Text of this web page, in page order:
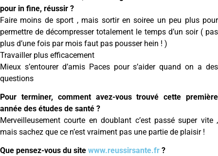
pour in fine, réussir ?
Faire moins de sport , mais sortir en soiree un peu plus pour
permettre de décompresser totalement le temps d’un soir ( pas
plus d’une fois par mois faut pas pousser hein ! )
Travailler plus efficacement
Mieux s’entourer d’amis Paces pour s’aider quand on a des
questions
Pour terminer, comment avez-vous trouvé cette première
année des études de santé ?
Merveilleusement courte en doublant c’est passé super vite ,
mais sachez que ce n’est vraiment pas une partie de plaisir !
Que pensez-vous du site www.reussirsante.fr ?